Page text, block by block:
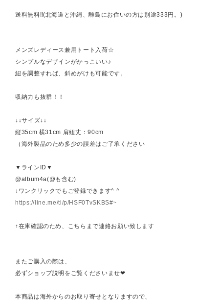
送料無料‼︎(北海道と沖縄、離島にお住いの方は別途333円。)
メンズレディース兼用トート入荷☆
シンプルなデザインがかっこいい♪
紐を調整すれば、斜めがけも可能です。
収納力も抜群！！
↓↓サイズ↓↓
縦35cm 横31cm 肩紐丈：90cm
（海外製品のため多少の誤差はご了承ください
▼ラインID▼
@album4a(@も含む)
↓ワンクリックでもご登録できます^ ^
https://line.me/ti/p/HSF0TvSKBS#~
↑在庫確認のため、こちらまで連絡お願い致します
またご購入の際は、
必ずショップ説明をご覧くださいませ❤︎
本商品は海外からのお取り寄せとなりますので、